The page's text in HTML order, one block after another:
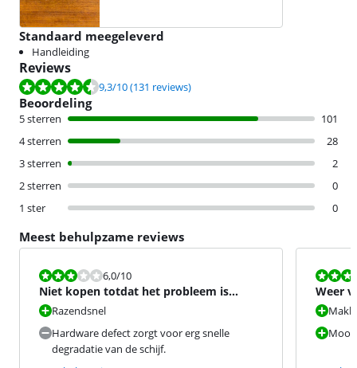
Standaard meegeleverd
Handleiding
Reviews
Beoordeling is 9,3 van de 10, gebaseerd op 131 reviews.
9,3/10(131 reviews)
Beoordeling
5 sterren
101
4 sterren
28
3 sterren
2
2 sterren
0
1 ster
0
Meest behulpzame reviews
Beoordeling is 6,0 van de 10.
6,0/10
Niet kopen totdat het probleem is
opgelost door Samsung.
Razendsnel
Hardware defect zorgt voor erg snelle
degradatie van de schijf.
Weer